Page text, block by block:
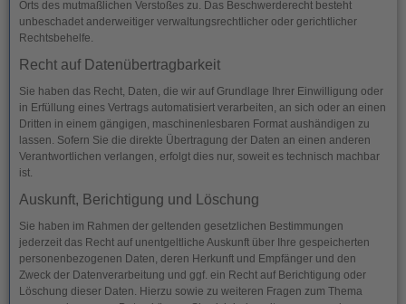
Orts des mutmaßlichen Verstoßes zu. Das Beschwerderecht besteht
unbeschadet anderweitiger verwaltungsrechtlicher oder gerichtlicher
Rechtsbehelfe.
Recht auf Daten­übertrag­barkeit
Sie haben das Recht, Daten, die wir auf Grundlage Ihrer Einwilligung oder
in Erfüllung eines Vertrags automatisiert verarbeiten, an sich oder an einen
Dritten in einem gängigen, maschinenlesbaren Format aushändigen zu
lassen. Sofern Sie die direkte Übertragung der Daten an einen anderen
Verantwortlichen verlangen, erfolgt dies nur, soweit es technisch machbar
ist.
Auskunft, Berichtigung und Löschung
Sie haben im Rahmen der geltenden gesetzlichen Bestimmungen
jederzeit das Recht auf unentgeltliche Auskunft über Ihre gespeicherten
personenbezogenen Daten, deren Herkunft und Empfänger und den
Zweck der Datenverarbeitung und ggf. ein Recht auf Berichtigung oder
Löschung dieser Daten. Hierzu sowie zu weiteren Fragen zum Thema